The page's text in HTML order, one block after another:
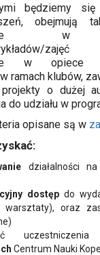
będziemy się
obejmują
w
zajęć
w opiece
ramach klubów,
o dużej
do udziału w
opisane są w
działalności
dostęp do
warsztaty), oraz
Centrum Nauki